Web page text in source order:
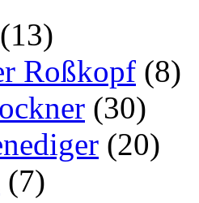
(13)
Roßkopf (8)
(30)
(20)
(7)